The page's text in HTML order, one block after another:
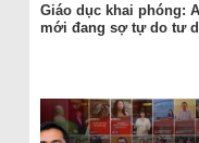
Giáo dục khai phóng:
mới đang sợ tự do tư